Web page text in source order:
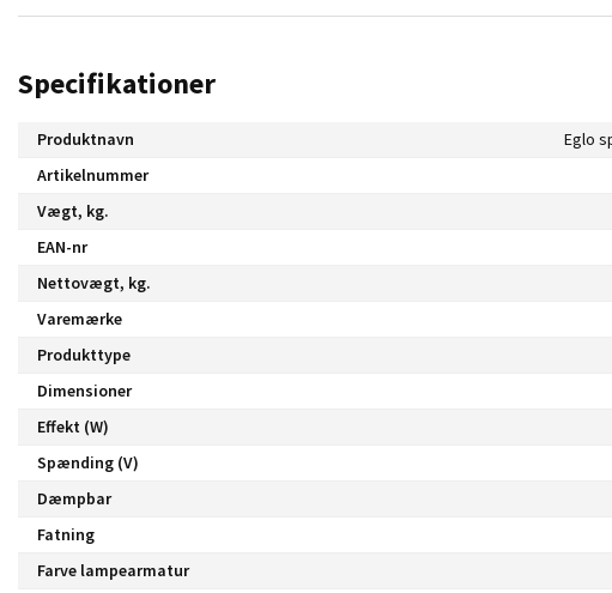
Specifikationer
Produktnavn
Eglo
Artikelnummer
Vægt, kg.
EAN-nr
Nettovægt, kg.
Varemærke
Produkttype
Dimensioner
Effekt (W)
Spænding (V)
Dæmpbar
Fatning
Farve lampearmatur